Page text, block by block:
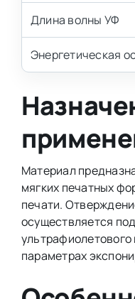
Длина волны УФ
Энергетическая
Материал
мягких печатных
печати.
осуществляется
параметрах